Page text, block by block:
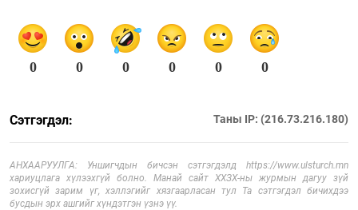
0 0 0 0 0 0
Сэтгэгдэл: Таны IP: (216.73.216.180)
АНХААРУУЛГА: Уншигчдын бичсэн сэтгэгдэлд https://www.ulsturch.mn
хариуцлага хүлээхгүй болно. Манай сайт ХХЗХ-ны журмын дагуу зүй
зохисгүй зарим үг, хэллэгийг хязгаарласан тул Та сэтгэгдэл бичихдээ
бусдын эрх ашгийг хүндэтгэн үзнэ үү.